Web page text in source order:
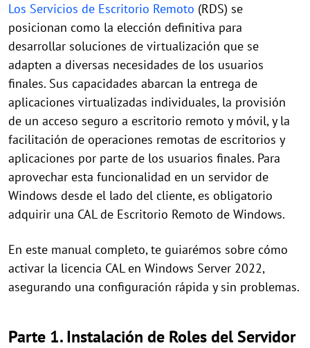
Los Servicios de Escritorio Remoto (RDS) se
posicionan como la elección definitiva para
desarrollar soluciones de virtualización que se
adapten a diversas necesidades de los usuarios
finales. Sus capacidades abarcan la entrega de
aplicaciones virtualizadas individuales, la provisión
de un acceso seguro a escritorio remoto y móvil, y la
facilitación de operaciones remotas de escritorios y
aplicaciones por parte de los usuarios finales. Para
aprovechar esta funcionalidad en un servidor de
Windows desde el lado del cliente, es obligatorio
adquirir una CAL de Escritorio Remoto de Windows.
En este manual completo, te guiarémos sobre cómo
activar la licencia CAL en Windows Server 2022,
asegurando una configuración rápida y sin problemas.
Parte 1. Instalación de Roles del Servidor